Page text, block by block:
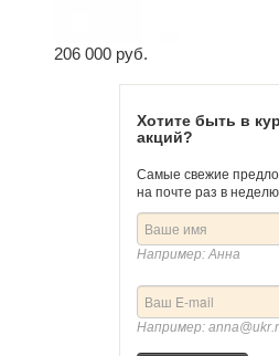
206 000 руб.
Хотите быть в
акций?
Самые свежие
на почте раз в
Например: Анна
Например: